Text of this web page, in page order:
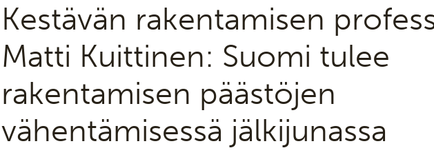
Kestävän rakentamisen
Matti Kuittinen: Suomi tulee
rakentamisen päästöjen
vähentämisessä jälkijunassa